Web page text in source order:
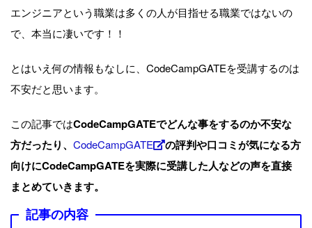
エンジニアという職業は多くの人が目指せる職業ではないの
で、本当に凄いです！！
とはいえ何の情報もなしに、CodeCampGATEを受講するのは
不安だと思います。
この記事ではCodeCampGATEでどんな事をするのか不安な
方だったり、 CodeCampGATE
の評判や口コミが気になる方
向けにCodeCampGATEを実際に受講した人などの声を直接
まとめていきます。
記事の内容